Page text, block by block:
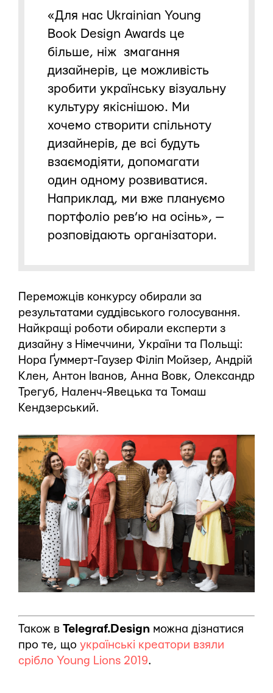
«Для нас Ukrainian Young
Book Design Awards це
більше, ніж змагання
дизайнерів, це можливість
зробити українську візуальну
культуру якіснішою. Ми
хочемо створити спільноту
дизайнерів, де всі будуть
взаємодіяти, допомагати
один одному розвиватися.
Наприклад, ми вже плануємо
портфоліо рев’ю на осінь», —
розповідають організатори.
Переможців конкурсу обирали за
результатами суддівського голосування.
Найкращі роботи обирали експерти з
дизайну з Німеччини, України та Польщі:
Нора Ґуммерт-Гаузер Філіп Мойзер, Андрій
Клен, Антон Іванов, Анна Вовк, Олександр
Трегуб, Наленч-Явецька та Томаш
Кендзерський.
Також в Telegraf.Design можна дізнатися
про те, що українські креатори взяли
срібло Young Lions 2019.